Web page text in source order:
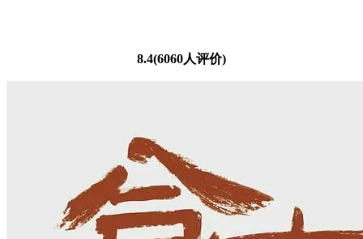
8.4(6060人评价)